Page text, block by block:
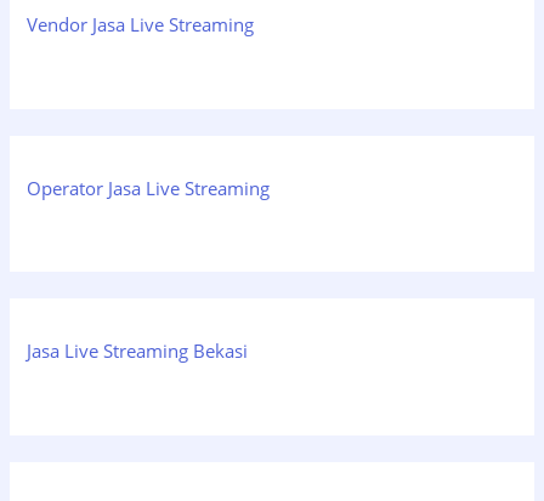
Vendor Jasa Live Streaming
Operator Jasa Live Streaming
Jasa Live Streaming Bekasi